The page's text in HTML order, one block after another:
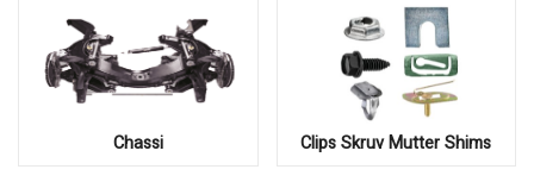
Chassi Clips Skruv Mutter Shims